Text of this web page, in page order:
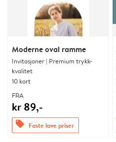
Moderne oval ramme
Invitasjoner | Premium trykk-
kvalitet
10 kort
FRA
kr 89,-
offers Faste lave priser